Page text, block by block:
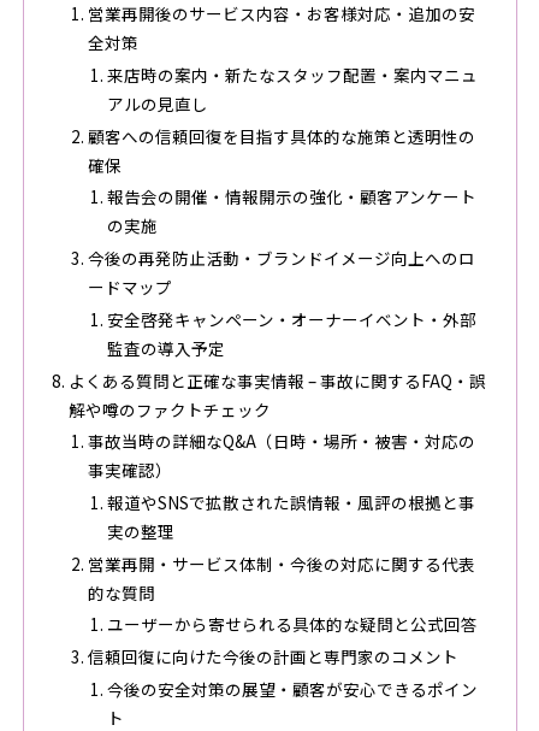
営業再開後のサービス内容・お客様対応・追加の安
全対策
来店時の案内・新たなスタッフ配置・案内マニュ
アルの見直し
顧客への信頼回復を目指す具体的な施策と透明性の
確保
報告会の開催・情報開示の強化・顧客アンケート
の実施
今後の再発防止活動・ブランドイメージ向上へのロ
ードマップ
安全啓発キャンペーン・オーナーイベント・外部
監査の導入予定
よくある質問と正確な事実情報 – 事故に関するFAQ・誤
解や噂のファクトチェック
事故当時の詳細なQ&A（日時・場所・被害・対応の
事実確認）
報道やSNSで拡散された誤情報・風評の根拠と事
実の整理
営業再開・サービス体制・今後の対応に関する代表
的な質問
ユーザーから寄せられる具体的な疑問と公式回答
信頼回復に向けた今後の計画と専門家のコメント
今後の安全対策の展望・顧客が安心できるポイン
ト